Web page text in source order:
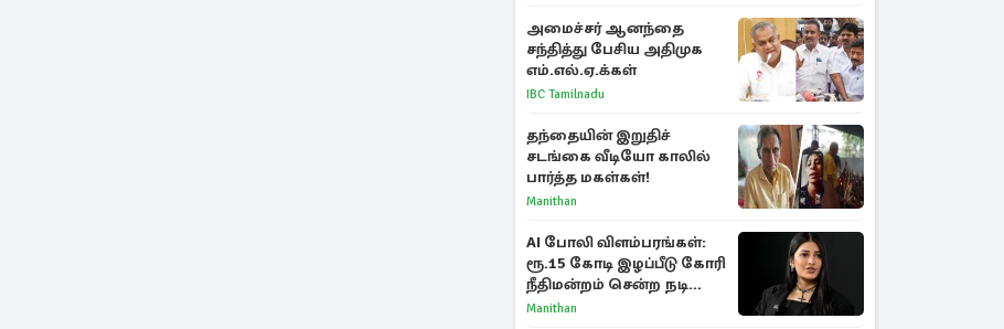
அமைச்சர் ஆனந்தை
சந்தித்து பேசிய அதிமுக
எம்.எல்.ஏ.க்கள்
IBC Tamilnadu
தந்தையின் இறுதிச்
சடங்கை வீடியோ காலில்
பார்த்த மகள்கள்!
Manithan
AI போலி விளம்பரங்கள்:
ரூ.15 கோடி இழப்பீடு கோரி
நீதிமன்றம் சென்ற நடிகை
ஸ்ருதி ஹாசன்!
Manithan